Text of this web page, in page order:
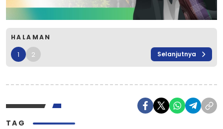
HALAMAN
1 2 Selanjutnya
TAG